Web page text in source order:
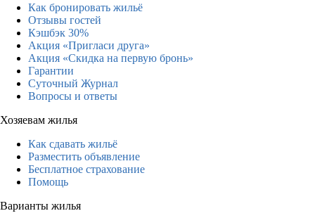
Как бронировать жильё
Отзывы гостей
Кэшбэк 30%
Акция «Пригласи друга»
Акция «Скидка на первую бронь»
Гарантии
Суточный Журнал
Вопросы и ответы
Хозяевам жилья
Как сдавать жильё
Разместить объявление
Бесплатное страхование
Помощь
Варианты жилья